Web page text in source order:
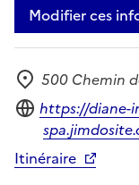
Modifier ces
Adresse
500 Chemin
Site internet
https://diane-
Itinéraire